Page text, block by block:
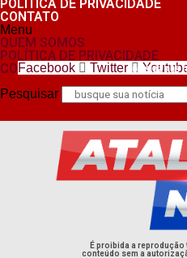
Natalia Yahn, Comunicação
Fotos: Álvaro Rezende
ATENÇÃO: confiraaqui o
imagens da reunião com os
COMENTE ABAIXO:
POLÍTICA DE PRIVACIDADE
CONTATO
Menu
QUEM SOMOS
POLÍTICA DE PRIVACIDADE
CONTATO
nos siga nas
Facebook Twitter
Pesquisar
É proibida a
conteúdo sem a